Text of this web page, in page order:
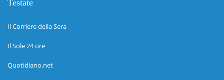
Testate
Il Corriere della Sera
Il Sole 24 ore
Quotidiano.net